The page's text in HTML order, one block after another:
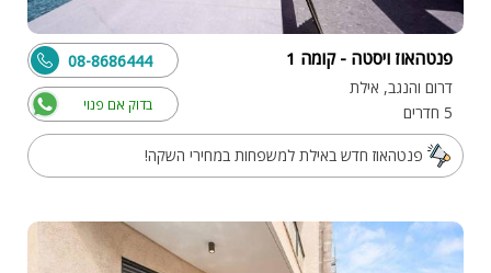
פנטהאוז ויסטה - קומה 1
דרום והנגב, אילת
5 חדרים
בדוק אם פנוי
08-8686444
פנטהאוז חדש באילת למשפחות במחירי השקה!